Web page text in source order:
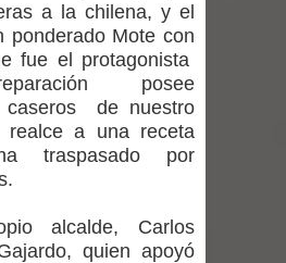
escolares
en influenza hace que
reiteren llamado a
de Salud por dejar fuera a
a la chilena, y el
ponderado Mote con
fue el protagonista
posee
caseros de nuestro
realce a una receta
traspasado por
alcalde, Carlos
quien apoyó